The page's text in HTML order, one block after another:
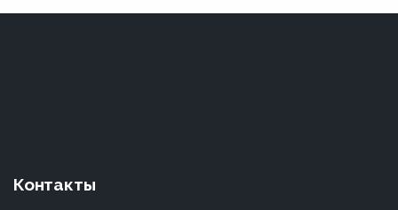
Контакты